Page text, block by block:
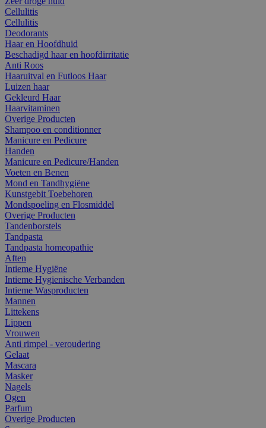
Cellulitis
Cellulitis
Deodorants
Haar en Hoofdhuid
Beschadigd haar en hoofdirritatie
Anti Roos
Haaruitval en Futloos Haar
Luizen haar
Gekleurd Haar
Haarvitaminen
Overige Producten
Shampoo en conditionner
Manicure en Pedicure
Handen
Manicure en Pedicure/Handen
Voeten en Benen
Mond en Tandhygiëne
Kunstgebit Toebehoren
Mondspoeling en Flosmiddel
Overige Producten
Tandenborstels
Tandpasta
Tandpasta homeopathie
Aften
Intieme Hygiëne
Intieme Hygienische Verbanden
Intieme Wasproducten
Mannen
Littekens
Lippen
Vrouwen
Anti rimpel - veroudering
Gelaat
Mascara
Masker
Nagels
Ogen
Parfum
Overige Producten